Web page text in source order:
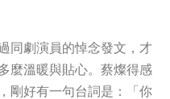
同劇演員的悼念發文，才
麼溫暖與貼心。蔡燦得感
剛好有一句台詞是：「你